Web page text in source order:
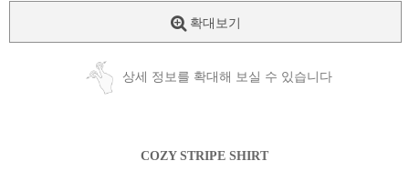
확대보기
상세 정보를 확대해 보실 수 있습니다
COZY STRIPE SHIRT